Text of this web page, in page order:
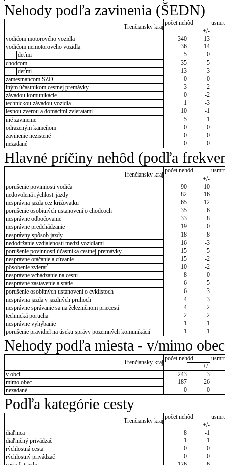
Nehody podľa zavinenia (ŠEDN)
Trenčiansky kraj
počet nehôd
+/-
vodičom motorového vozidla
340
13
vodičom nemotorového vozidla
36
14
deťmi
5
0
chodcom
35
5
deťmi
13
3
zamestnancom SŽD
0
0
iným účastníkom cestnej premávky
3
2
závadou komunikácie
0
-2
technickou závadou vozidla
1
-3
lesnou zverou a domácimi zvieratami
10
-1
iné zavinenie
5
1
odrazeným kameňom
0
0
zavinenie nezistené
0
0
nezadané
0 0
Hlavné príčiny nehôd (podľa
Trenčiansky kraj
počet nehôd
+/-
porušenie povinnosti vodiča
90
10
nedovolená rýchlosť jazdy
82
-16
nesprávna jazda cez križovatku
65
12
porušenie osobitných ustanovení o chodcoch
35
6
nesprávne odbočovanie
33
8
nesprávne predchádzanie
19
0
nesprávny spôsob jazdy
18
8
nedodržanie vzdialenosti medzi vozidlami
16
-3
porušenie povinnosti účastníka cestnej premávky
15
5
nesprávne otáčanie a cúvanie
15
-2
pôsobenie zvierať
10
-2
nesprávne vchádzanie na cestu
8
0
nesprávne zastavenie a státie
6
5
porušenie osobitných ustanovení o cyklistoch
6
3
nesprávna jazda v jazdných pruhoch
4
3
nesprávne správanie sa na železničnom priecestí
4
2
technická porucha
2
-2
nesprávne vyhýbanie
1
1
porušenie pravidiel na úseku správy pozemných komunikácií
1 1
Nehody podľa miesta - v/mimo obec
Trenčiansky kraj
počet nehôd
+/-
v obci
243
3
mimo obec
187
26
nezadané
0 0
Podľa kategórie cesty
Trenčiansky kraj
počet nehôd
+/-
diaľnica
8
-1
diaľničný privádzač
1
1
rýchlostná cesta
0
0
rýchlostný privádzač
0
0